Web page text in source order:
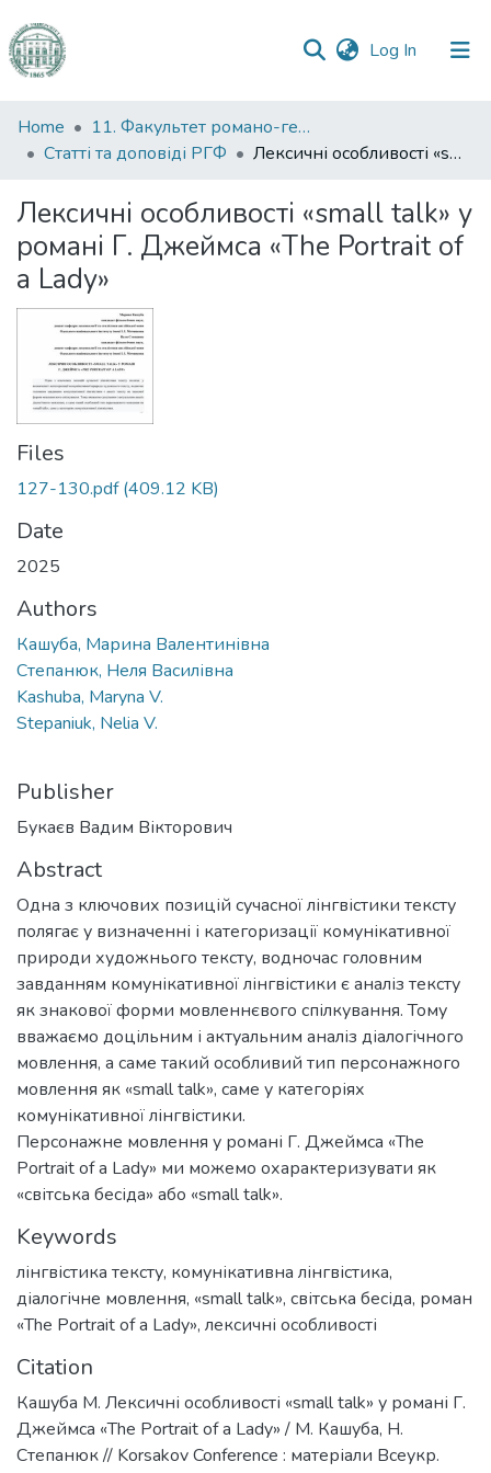
Log In (current)
Communities
&
All of DSpace
Statistics
Home
11. Факультет романо-германської філології
Статті та доповіді РГФ
Лексичні особливості «small talk» у романі Г. Джеймса «The Portrait of a Lady»
Лексичні особливості «small talk» у
романі Г. Джеймса «The Portrait of
a Lady»
Files
127-130.pdf(409.12 KB)
Date
2025
Authors
Кашуба, Марина Валентинівна
Степанюк, Неля Василівна
Kashuba, Maryna V.
Stepaniuk, Nelia V.
Publisher
Букаєв Вадим Вікторович
Abstract
Одна з ключових позицій сучасної лінгвістики тексту
полягає у визначенні і категоризації комунікативної
природи художнього тексту, водночас головним
завданням комунікативної лінгвістики є аналіз тексту
як знакової форми мовленнєвого спілкування. Тому
вважаємо доцільним і актуальним аналіз діалогічного
мовлення, а саме такий особливий тип персонажного
мовлення як «small talk», саме у категоріях
комунікативної лінгвістики.
Персонажне мовлення у романі Г. Джеймса «The
Portrait of a Lady» ми можемо охарактеризувати як
«світська бесіда» або «small talk».
Keywords
лінгвістика тексту, комунікативна лінгвістика,
діалогічне мовлення, «small talk», світська бесіда, роман
«The Portrait of a Lady», лексичні особливості
Citation
Кашуба М. Лексичні особливості «small talk» у романі Г.
Джеймса «The Portrait of a Lady» / М. Кашуба, Н.
Степанюк // Korsakov Conference : матеріали Всеукр.